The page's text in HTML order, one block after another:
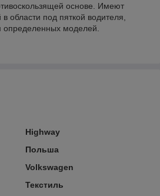
основе. Имеют
области под пяткой водителя,
моделей.
Highway
Польша
Volkswagen
Текстиль